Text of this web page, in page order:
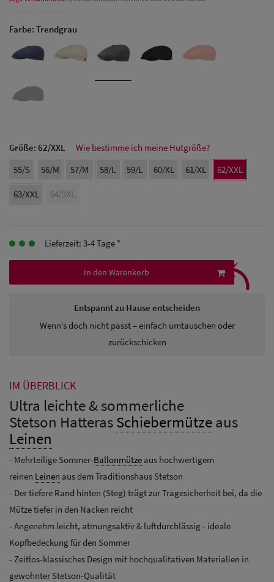
Herren
Baseball Cpas
Herren UV-
Herren
Sonnenschilder
Snapback Caps
Farbe: Trendgrau
Größe: 62/XXL
Wie bestimme ich meine Hutgröße?
55/S
56/M 57/M 58/L 59/L 60/XL 61/XL 62/XXL
63/XXL 64/3XL
Lieferzeit: 3-4 Tage *
In den Warenkorb
Entspannt zu Hause entscheiden
Wenn’s doch nicht passt – einfach umtauschen oder
zurückschicken
⤹
IM ÜBERBLICK
Ultra leichte & sommerliche
Stetson HatterasSchiebermützeaus
Leinen
- Mehrteilige Sommer-Ballonmütze aus hochwertigem
reinen Leinen aus dem Traditionshaus Stetson
- Der tiefere Rand hinten (Steg) trägt zur Tragesicherheit bei, da die
Mütze tiefer in den Nacken reicht
- Angenehm leicht, atmungsaktiv & luftdurchlässig - ideale
Kopfbedeckung für den Sommer
- Zeitlos-klassisches Design mit hochqualitativen Materialien in
gewohnter Stetson-Qualität